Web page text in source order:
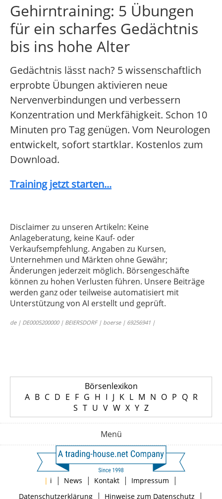
Gehirntraining: 5 Übungen
für ein scharfes Gedächtnis
bis ins hohe Alter
Gedächtnis lässt nach? 5 wissenschaftlich
erprobte Übungen aktivieren neue
Nervenverbindungen und verbessern
Konzentration und Merkfähigkeit. Schon 10
Minuten pro Tag genügen. Vom Neurologen
entwickelt, sofort startklar. Kostenlos zum
Download.
Training jetzt starten...
Disclaimer zu unseren Artikeln: Keine
Anlageberatung, keine Kauf- oder
Verkaufsempfehlung. Angaben zu Kursen,
Unternehmen und Märkten ohne Gewähr;
Änderungen jederzeit möglich. Börsengeschäfte
können zu hohen Verlusten führen. Unsere Beiträge
werden ganz oder teilweise automatisiert mit
Unterstützung von AI erstellt und geprüft.
de | DE0005200000 | BEIERSDORF | boerse | 69256941 |
Börsenlexikon
A B C D E F G H I J K L M N O P Q R
S T U V W X Y Z
Menü
| i | News | Kontakt | Impressum |
Datenschutzerklärung| Hinweise zum Datenschutz |